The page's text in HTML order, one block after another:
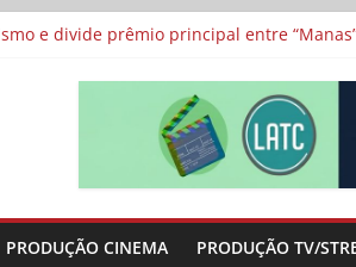
adaptação brasileira de
e divide prêmio principal entre “Manas”
Cinema
de escolas públicas
PRODUÇÃO CINEMA PRODUÇÃO TV/